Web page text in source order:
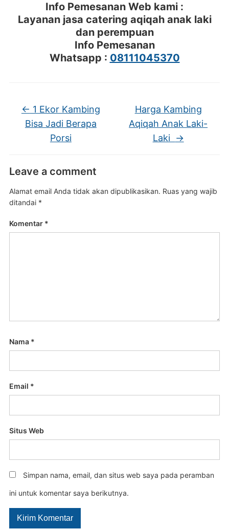
Info Pemesanan Web kami :
Layanan jasa catering aqiqah anak laki
dan perempuan
Info Pemesanan
Whatsapp : 08111045370
← 1 Ekor Kambing
Bisa Jadi Berapa
Porsi
Harga Kambing
Aqiqah Anak Laki-
Laki →
Leave a comment
Alamat email Anda tidak akan dipublikasikan. Ruas yang wajib
ditandai *
Komentar *
Nama *
Email *
Situs Web
Simpan nama, email, dan situs web saya pada peramban
ini untuk komentar saya berikutnya.